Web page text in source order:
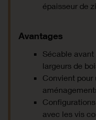
épaisseur de
Avantages
Sécable avant
largeurs de
Convient pour
avec les vis